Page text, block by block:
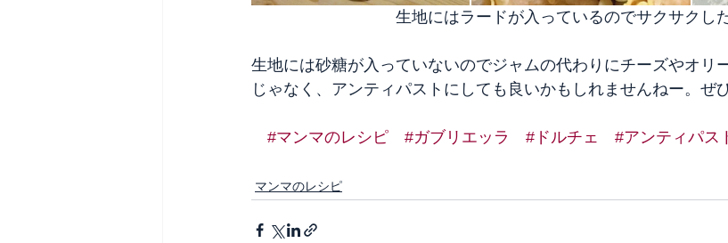
生地にはラードが入っているのでサクサク
生地には砂糖が入っていないのでジャムの代わりにチーズやオリ
じゃなく、アンティパストにしても良いかもしれませんねー。ぜ
#マンマのレシピ #ガブリエッラ #ドルチェ #アンティパス
マンマのレシピ